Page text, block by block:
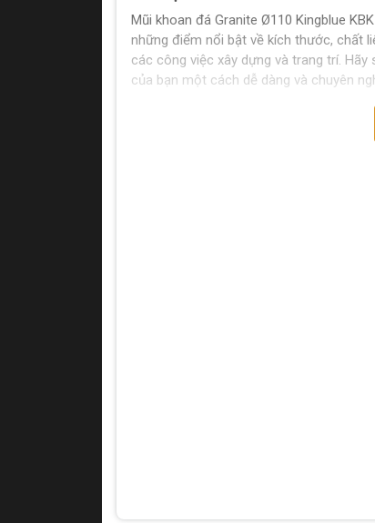
Mũi khoan đá Granite Ø110 Kingblue
những điểm nổi bật về kích thước, chất
các công việc xây dựng và trang trí.
của bạn một cách dễ dàng và chuyên